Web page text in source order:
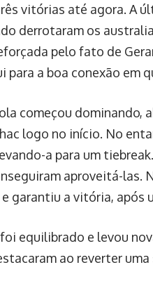
vitórias até agora. A
derrotaram os
pelo fato de
a boa conexão em
começou dominando,
logo no início. No
a para um
aproveitá-las.
garantiu a vitória, após
equilibrado e levou
ao reverter